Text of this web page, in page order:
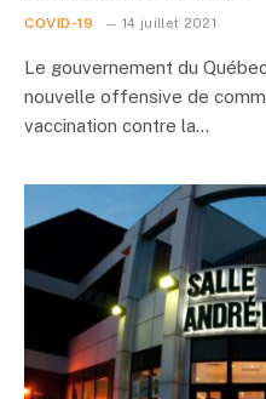
COVID-19 14 juillet 2021
Le gouvernement du
nouvelle offensive de
vaccination contre la…